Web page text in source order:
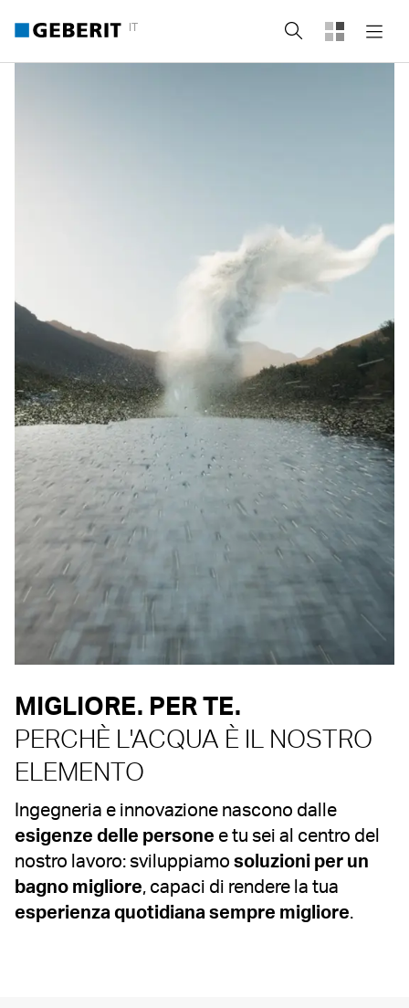
IT Cerca
MIGLIORE. PER TE.
PERCHÈ L'ACQUA È IL NOSTRO
ELEMENTO
Ingegneria e innovazione nascono dalle
esigenze delle persone e tu sei al centro del
nostro lavoro: sviluppiamosoluzioni per un
bagno migliore, capaci di rendere la tua
esperienza quotidiana sempre migliore.